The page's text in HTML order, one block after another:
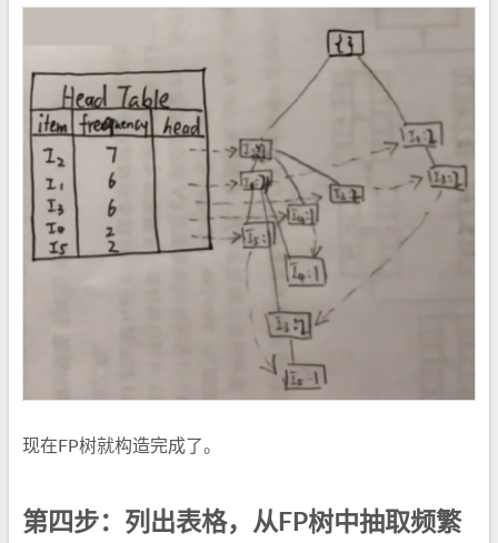
现在FP树就构造完成了。
第四步：列出表格，从FP树中抽取频繁